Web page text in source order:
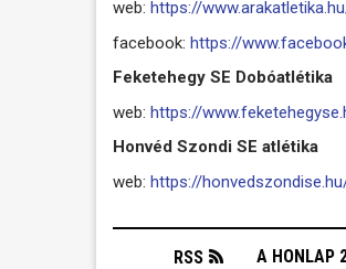
web: https://
facebook: https://
Feketehegy SE Dobóatlétika
web: https://
Honvéd Szondi SE atlétika
web: https://
RSS A HONLAP